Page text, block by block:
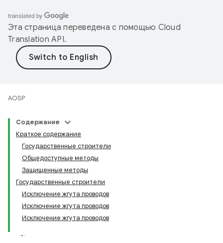
Эта страница переведена с помощью Cloud
Translation API.
AOSP
Содержание
Краткое содержание
Государственные строители
Общедоступные методы
Защищенные методы
Государственные строители
Исключение жгута проводов
Исключение жгута проводов
Исключение жгута проводов